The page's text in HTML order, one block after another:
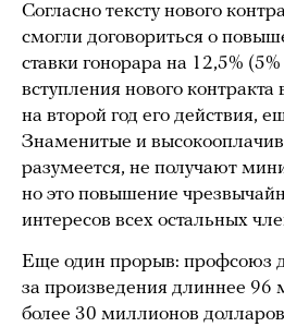
Согласно тексту нового
смогли договориться о
ставки гонорара на 12,5%
вступления нового контракта
на второй год его действия,
Знаменитые и
разумеется, не получают
но это повышение
интересов всех остальных
Еще один прорыв: профсоюз
за произведения длиннее
более 30 миллионов